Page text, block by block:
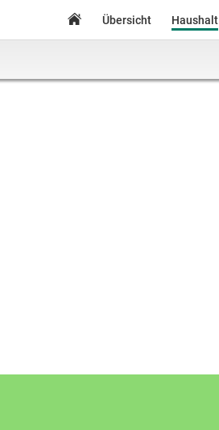
Übersicht Haushalt